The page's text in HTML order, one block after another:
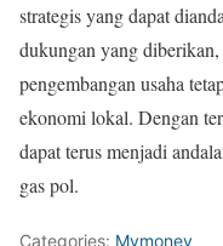
strategis yang dapat
dukungan yang
pengembangan usaha
ekonomi lokal. Dengan
dapat terus menjadi
gas pol.
Categories: Mymoney